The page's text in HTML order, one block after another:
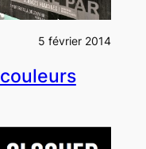
5 février 2014